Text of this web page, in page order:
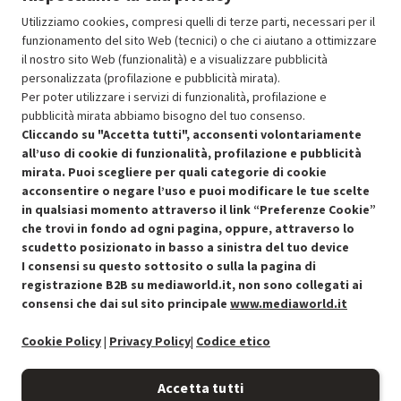
In Promozione 424.99
Aggiungi al carrello
SCONTO RICONDIZIONATI
Approfitta dello sconto del 50% sul prodotto ricondizionato.
Condizioni generali di vendita Recedere dal contratto qui
Utilizziamo cookies, compresi quelli di terze parti, necessari per il
funzionamento del sito Web (tecnici) o che ci aiutano a ottimizzare
il nostro sito Web (funzionalità) e a visualizzare pubblicità
personalizzata (profilazione e pubblicità mirata).
Per poter utilizzare i servizi di funzionalità, profilazione e
pubblicità mirata abbiamo bisogno del tuo consenso.
Cliccando su "Accetta tutti", acconsenti volontariamente
all’uso di cookie di funzionalità, profilazione e pubblicità
mirata. Puoi scegliere per quali categorie di cookie
acconsentire o negare l’uso e puoi modificare le tue scelte
in qualsiasi momento attraverso il link “Preferenze Cookie”
che trovi in fondo ad ogni pagina, oppure, attraverso lo
scudetto posizionato in basso a sinistra del tuo device
I consensi su questo sottosito o sulla la pagina di
registrazione B2B su mediaworld.it, non sono collegati ai
consensi che dai sul sito principale www.mediaworld.it
Cookie Policy| Privacy Policy| Codice etico
Accetta tutti